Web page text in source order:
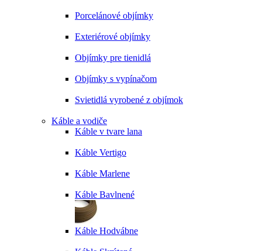
Porcelánové objímky
Exteriérové objímky
Objímky pre tienidlá
Objímky s vypínačom
Svietidlá vyrobené z objímok
Káble a vodiče
Káble v tvare lana
Káble Vertigo
Káble Marlene
Káble Bavlnené
Káble Hodvábne